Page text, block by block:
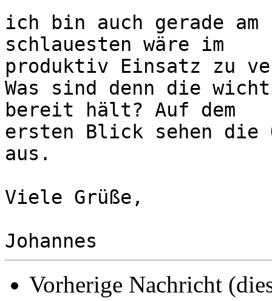
ich bin auch gerade am
schlauesten wäre im
produktiv Einsatz zu
Was sind denn die
bereit hält? Auf dem
ersten Blick sehen
aus.
Viele Grüße,
Vorherige Nachricht